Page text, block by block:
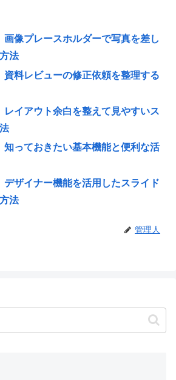
画像プレースホルダーで写真を差し
法
資料レビューの修正依頼を整理する
レイアウト余白を整えて見やすいス
知っておきたい基本機能と便利な活
デザイナー機能を活用したスライド
法
管理人